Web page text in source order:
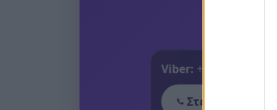
Viber: +306909196125
Στείλε μήνυμα